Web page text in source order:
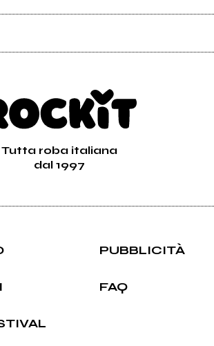
Tutta roba italiana
dal 1997
PUBBLICITÀ
FAQ